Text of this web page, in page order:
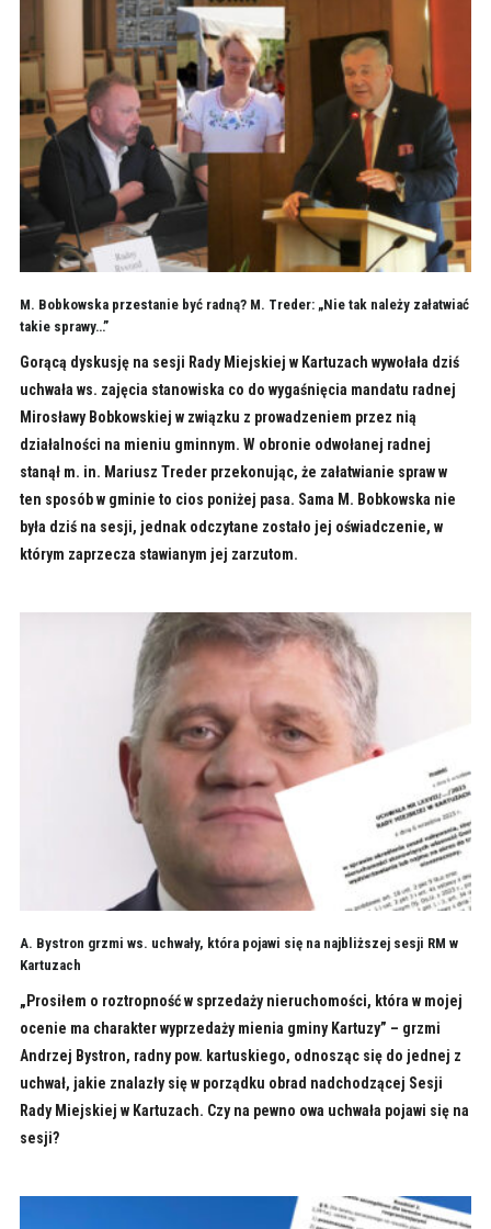
M. Bobkowska przestanie być radną? M. Treder: „Nie tak należy załatwiać
takie sprawy…”
Gorącą dyskusję na sesji Rady Miejskiej w Kartuzach wywołała dziś
uchwała ws. zajęcia stanowiska co do wygaśnięcia mandatu radnej
Mirosławy Bobkowskiej w związku z prowadzeniem przez nią
działalności na mieniu gminnym. W obronie odwołanej radnej
stanął m. in. Mariusz Treder przekonując, że załatwianie spraw w
ten sposób w gminie to cios poniżej pasa. Sama M. Bobkowska nie
była dziś na sesji, jednak odczytane zostało jej oświadczenie, w
którym zaprzecza stawianym jej zarzutom.
A. Bystron grzmi ws. uchwały, która pojawi się na najbliższej sesji RM w
Kartuzach
„Prosiłem o roztropność w sprzedaży nieruchomości, która w mojej
ocenie ma charakter wyprzedaży mienia gminy Kartuzy” – grzmi
Andrzej Bystron, radny pow. kartuskiego, odnosząc się do jednej z
uchwał, jakie znalazły się w porządku obrad nadchodzącej Sesji
Rady Miejskiej w Kartuzach. Czy na pewno owa uchwała pojawi się na
sesji?